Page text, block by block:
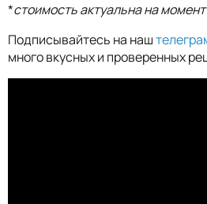
*стоимость актуальна на
Подписывайтесь на наш
много вкусных и проверенных